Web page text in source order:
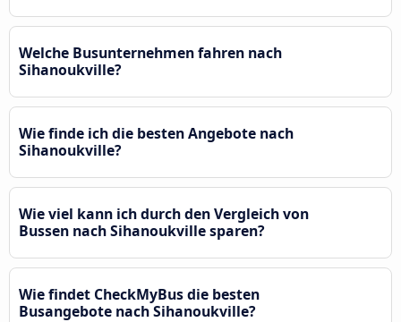
Welche Busunternehmen fahren nach
Sihanoukville?
Wie finde ich die besten Angebote nach
Sihanoukville?
Wie viel kann ich durch den Vergleich von
Bussen nach Sihanoukville sparen?
Wie findet CheckMyBus die besten
Busangebote nach Sihanoukville?